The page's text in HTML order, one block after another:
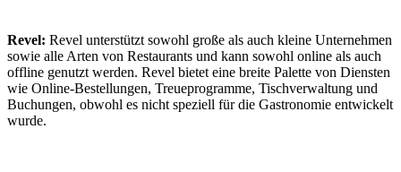
Revel: Revel unterstützt sowohl große als auch kleine Unternehmen
sowie alle Arten von Restaurants und kann sowohl online als auch
offline genutzt werden. Revel bietet eine breite Palette von Diensten
wie Online-Bestellungen, Treueprogramme, Tischverwaltung und
Buchungen, obwohl es nicht speziell für die Gastronomie entwickelt
wurde.